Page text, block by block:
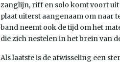
zanglijn, riff en solo komt voort uit
plaat uiterst aangenaam om naar
band neemt ook de tijd om het
die zich nestelen in het brein van
Als laatste is de afwisseling een